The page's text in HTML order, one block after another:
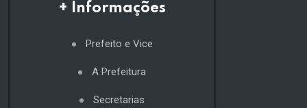
+ Informações
Prefeito e Vice
A Prefeitura
Secretarias